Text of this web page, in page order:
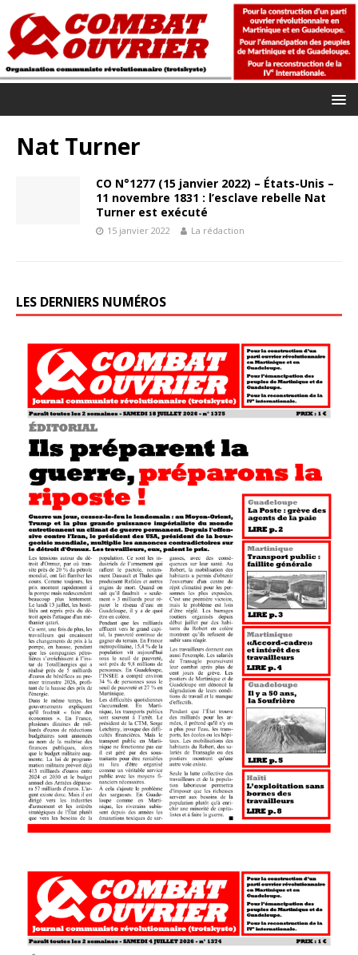
Nat Turner
CO N°1277 (15 janvier 2022) – États-Unis –
11 novembre 1831 : l’esclave rebelle Nat
Turner est exécuté
15 janvier 2022 La rédaction
LES DERNIERS NUMÉROS